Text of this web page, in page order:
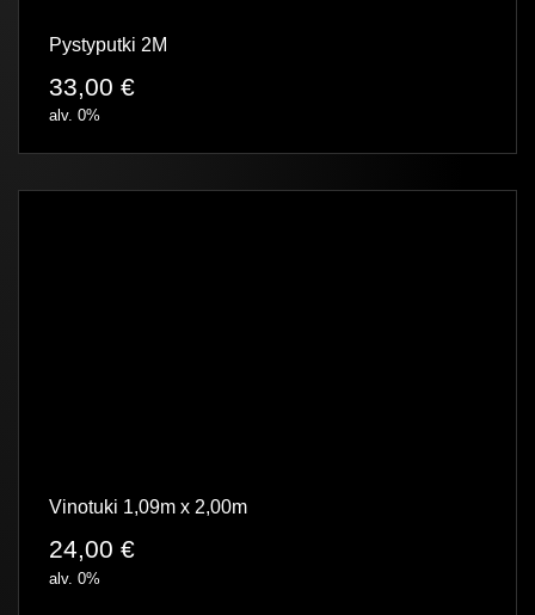
Pystyputki 2M
33,00 €
alv. 0%
Vinotuki 1,09m x 2,00m
24,00 €
alv. 0%